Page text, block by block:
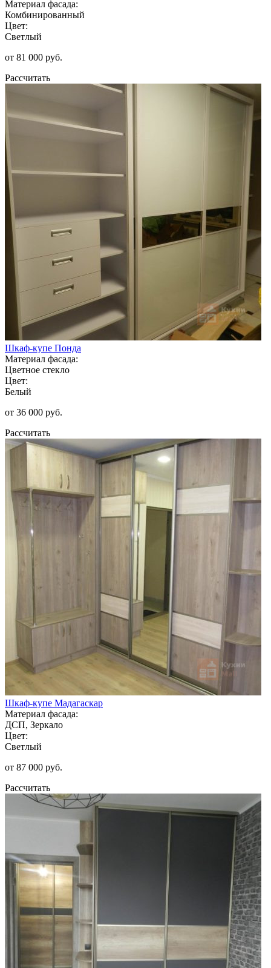
Материал фасада:
Комбинированный
Цвет:
Светлый
от 81 000 руб.
Рассчитать
Шкаф-купе Понда
Материал фасада:
Цветное стекло
Цвет:
Белый
от 36 000 руб.
Рассчитать
Шкаф-купе Мадагаскар
Материал фасада:
ДСП, Зеркало
Цвет:
Светлый
от 87 000 руб.
Рассчитать